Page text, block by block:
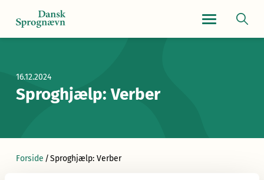
16.12.2024
Sproghjælp: Verber
Forside /Sproghjælp: Verber